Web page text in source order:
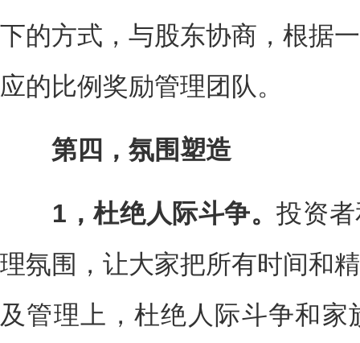
下的方式，与股东协商，根据
应的比例奖励管理团队。
第四，氛围塑造
1，杜绝人际斗争。投资
理氛围，让大家把所有时间和
及管理上，杜绝人际斗争和